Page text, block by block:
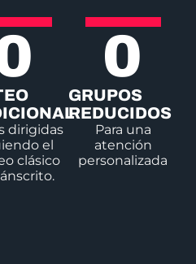
dirigidas
el
clásico
GRUPOS
REDUCIDOS
0
Para una
atención
personalizada